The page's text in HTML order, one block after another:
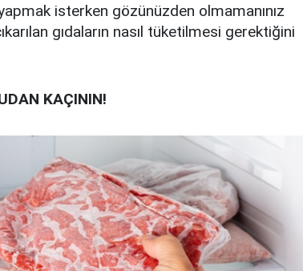
isterken gözünüzden olmamanınız
gıdaların nasıl tüketilmesi gerektiğini
KAÇININ!